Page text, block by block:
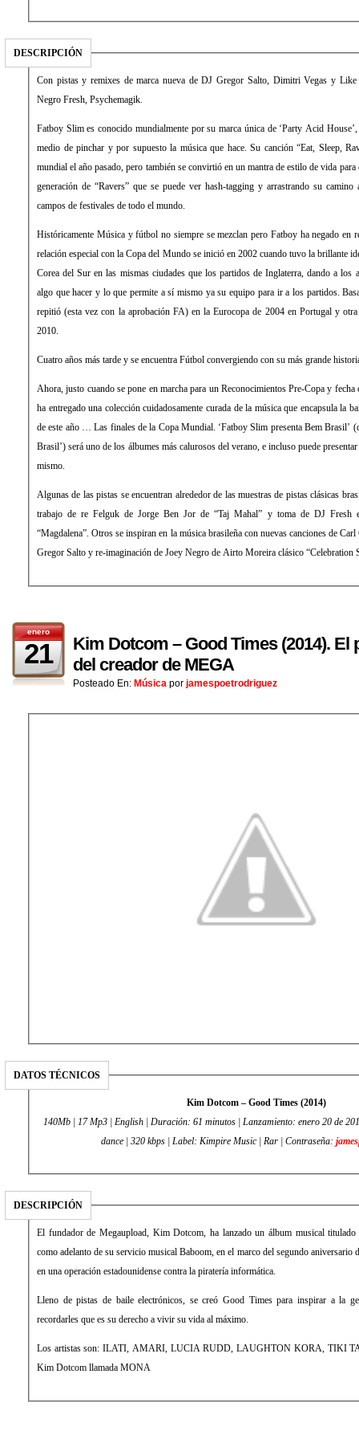
DESCRIPCIÓN
Con pistas y remixes de marca nueva de DJ Gregor Salto, Dimitri Vegas y
Negro Fresh, Psychemagik.
Fatboy Slim es conocido mundialmente por su marca única de ‘Party Acid
medio de pinchar y por supuesto la música que hace. Su canción “Eat, Sleep,
mundial el año pasado, pero también se convirtió en un mantra de estilo de vida para
generación de “Ravers” que se puede ver hash-tagging y arrastrando su
campos de festivales de todo el mundo.
Históricamente Música y fútbol no siempre se mezclan pero Fatboy ha negado en
relación especial con la Copa del Mundo se inició en 2002 cuando tuvo la brillante
Corea del Sur en las mismas ciudades que los partidos de Inglaterra, dando a los
algo que hacer y lo que permite a sí mismo ya su equipo para ir a los partidos.
repitió (esta vez con la aprobación FA) en la Eurocopa de 2004 en Portugal y
2010.
Cuatro años más tarde y se encuentra Fútbol convergiendo con su más grande
Ahora, justo cuando se pone en marcha para un Reconocimientos Pre-Copa y
ha entregado una colección cuidadosamente curada de la música que encapsula la
de este año … Las finales de la Copa Mundial. ‘Fatboy Slim presenta Bem Brasil’
Brasil’) será uno de los álbumes más calurosos del verano, e incluso puede
mismo.
Algunas de las pistas se encuentran alrededor de las muestras de pistas clásicas
trabajo de re Felguk de Jorge Ben Jor de “Taj Mahal” y toma de DJ Fresh
“Magdalena”. Otros se inspiran en la música brasileña con nuevas canciones de
Gregor Salto y re-imaginación de Joey Negro de Airto Moreira clásico “Celebration
enero
21
Kim Dotcom – Good Times (2014).
del creador de MEGA
Posteado En: Música por jamespoetrodriguez
DATOS TÉCNICOS
Kim Dotcom – Good Times (2014)
140Mb | 17 Mp3 | English | Duración: 61 minutos | Lanzamiento: enero 20 de
dance | 320 kbps | Label: Kimpire Music | Rar | Contraseña:
DESCRIPCIÓN
El fundador de Megaupload, Kim Dotcom, ha lanzado un álbum musical
como adelanto de su servicio musical Baboom, en el marco del segundo aniversario
en una operación estadounidense contra la piratería informática.
Lleno de pistas de baile electrónicos, se creó Good Times para inspirar a la
recordarles que es su derecho a vivir su vida al máximo.
Los artistas son: ILATI, AMARI, LUCIA RUDD, LAUGHTON KORA, TIKI
Kim Dotcom llamada MONA